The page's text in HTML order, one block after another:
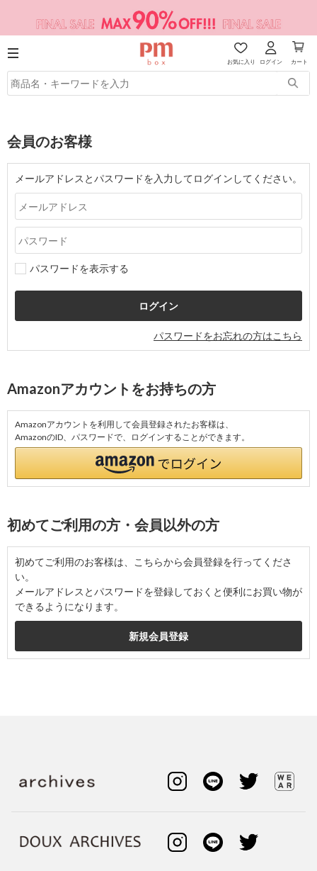
お気に入り ログイン カート
会員のお客様
メールアドレスとパスワードを入力してログインしてください。
パスワードを表示する
パスワードをお忘れの方はこちら
Amazonアカウントをお持ちの方
Amazonアカウントを利用して会員登録されたお客様は、
AmazonのID、パスワードで、ログインすることができます。
初めてご利用の方・会員以外の方
初めてご利用のお客様は、こちらから会員登録を行ってくださ
い。
メールアドレスとパスワードを登録しておくと便利にお買い物が
できるようになります。